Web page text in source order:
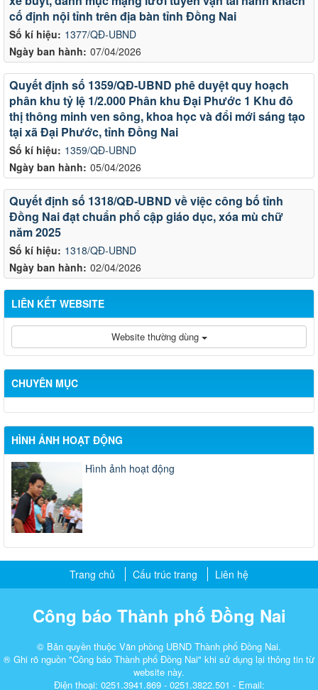
Số kí hiệu: 1377/QĐ-UBND
Ngày ban hành: 07/04/2026
cố định nội tỉnh trên địa bàn tỉnh Đồng Nai
Số kí hiệu: 1359/QĐ-UBND
Ngày ban hành: 05/04/2026
Quyết định số 1359/QĐ-UBND phê duyệt quy hoạch
phân khu tỷ lệ 1/2.000 Phân khu Đại Phước 1 Khu đô
thị thông minh ven sông, khoa học và đổi mới sáng tạo
tại xã Đại Phước, tỉnh Đồng Nai
Số kí hiệu: 1318/QĐ-UBND
Ngày ban hành: 02/04/2026
Quyết định số 1318/QĐ-UBND về việc công bố tỉnh
Đồng Nai đạt chuẩn phổ cập giáo dục, xóa mù chữ
năm 2025
LIÊN KẾT WEBSITE
Website thường dùng
CHUYÊN MỤC
HÌNH ẢNH HOẠT ĐỘNG
Hình ảnh hoạt động
Trang chủ Cấu trúc trang Liên hệ
Công báo Thành phố Đồng Nai
© Bản quyền thuộc Văn phòng UBND Thành phố Đồng Nai.
® Ghi rõ nguồn "Công báo Thành phố Đồng Nai" khi sử dụng lại thông tin từ
website này.
Điện thoại: 0251.3941.869 - 0251.3822.501 - Email: